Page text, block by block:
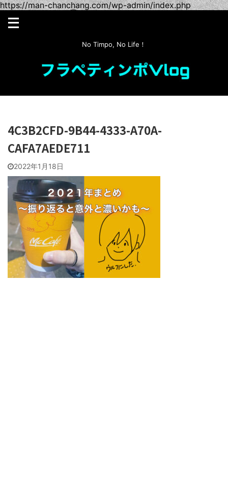
https://man-chanchang.com/wp-admin/index.php
No Timpo, No Life！
4C3B2CFD-9B44-4333-A70A-
CAFA7AEDE711
2022年1月18日